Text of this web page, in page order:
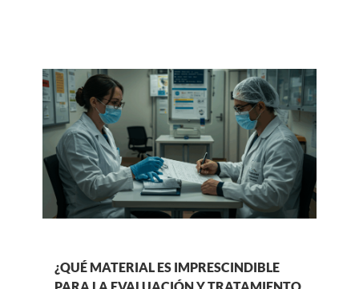
¿QUÉ MATERIAL ES IMPRESCINDIBLE